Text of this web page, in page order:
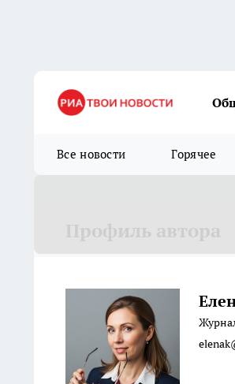
Все новости Горячее